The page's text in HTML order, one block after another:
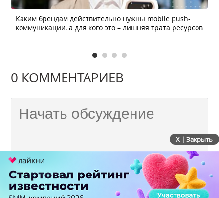
Каким брендам действительно нужны mobile push-
коммуникации, а для кого это – лишняя трата ресурсов
0 КОММЕНТАРИЕВ
X | Закрыть